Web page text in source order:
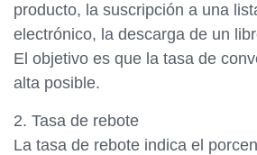
producto, la suscripción a una
electrónico, la descarga de un
El objetivo es que la tasa de
alta posible.
2. Tasa de rebote
La tasa de rebote indica el